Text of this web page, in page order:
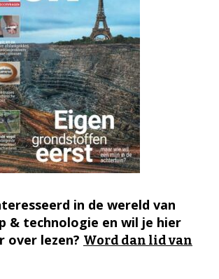
in de wereld van
& technologie en wil je hier
over lezen? Word dan lid van